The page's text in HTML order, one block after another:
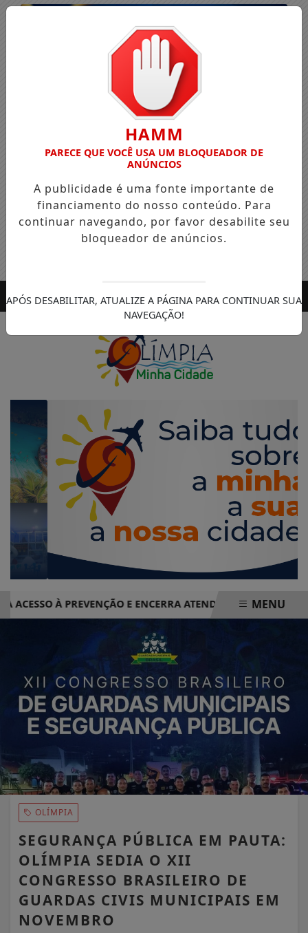
Entrar
À PREVENÇÃO E ENCERRA ATENDIMENTOS COM MAIS
MENU
OLÍMPIA
SEGURANÇA PÚBLICA EM PAUTA:
OLÍMPIA SEDIA O XII
CONGRESSO BRASILEIRO DE
GUARDAS CIVIS MUNICIPAIS EM
NOVEMBRO
HAMM
PARECE QUE VOCÊ USA UM BLOQUEADOR DE
ANÚNCIOS
A publicidade é uma fonte importante de
financiamento do nosso conteúdo. Para
continuar navegando, por favor desabilite seu
bloqueador de anúncios.
APÓS DESABILITAR, ATUALIZE A PÁGINA PARA CONTINUAR SUA
NAVEGAÇÃO!